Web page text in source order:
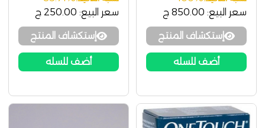
سعر البيع: 850.00 ج
إستكشاف المنتج
أضف للسله
سعر البيع: 250.00 ج
إستكشاف المنتج
أضف للسله